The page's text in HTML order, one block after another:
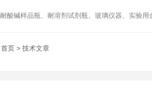
耐酸碱样品瓶、耐溶剂试剂瓶、玻璃仪器、实验
首页 > 技术文章